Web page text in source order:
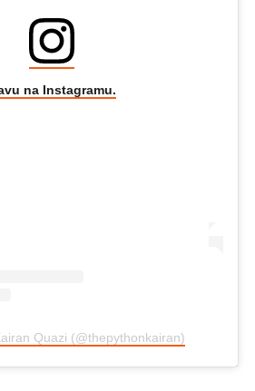
na Instagramu.
Quazi (@thepythonkairan)